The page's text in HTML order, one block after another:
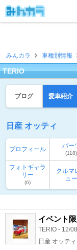
みんカラ 車種別情報
TERIO
ブログ 愛車紹介
日産 オッティ
プロフィール パー
(118)
フォトギャラ
リー
(6)
クルマ
ュー
イベント
TERIO - 12/
日産 オッティ